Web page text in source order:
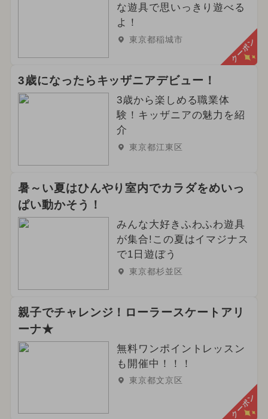
な遊具で思いっきり遊べる
よ！
東京都稲城市 クーポン
3歳になったらキッザニアデビュー！
3歳から楽しめる職業体
験！キッザニアの魅力を紹
介
東京都江東区
暑～い夏はひんやり室内でカラダをめいっ
ぱい動かそう！
みんな大好きふわふわ遊具
が集合!この夏はイマジナス
で1日遊ぼう
東京都杉並区
親子でチャレンジ！ローラースケートアリ
ーナ★
無料ワンポイントレッスン
も開催中！！！
東京都文京区
クーポン